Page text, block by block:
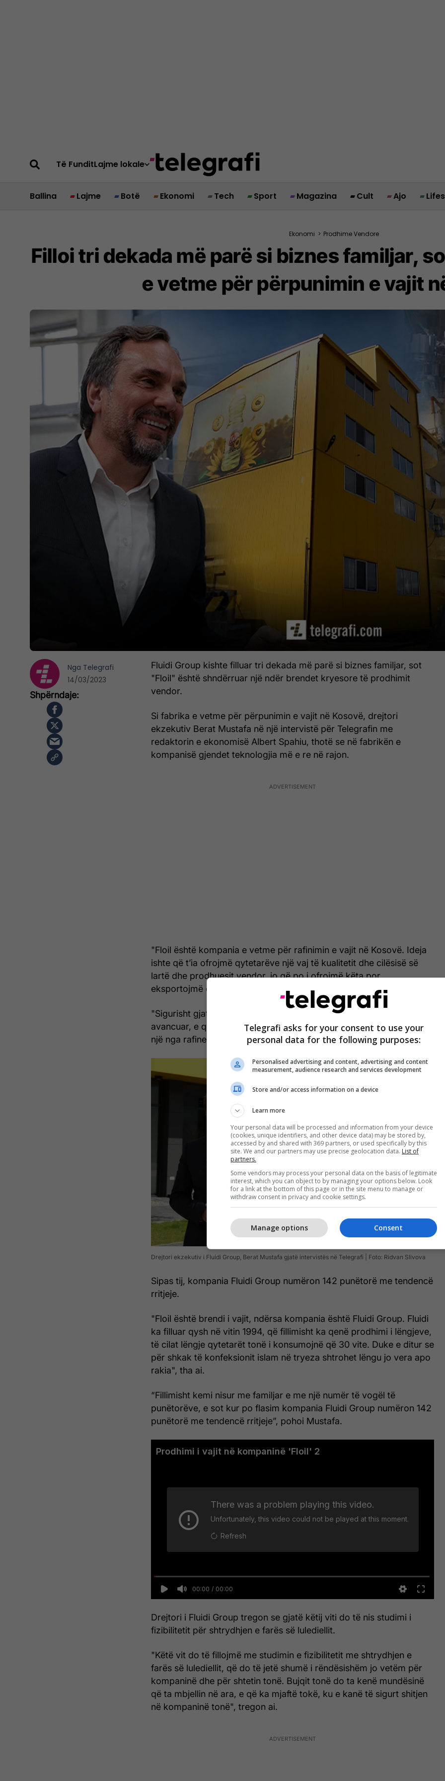
Të FunditLajme lokale
Ballina Lajme Botë Ekonomi Tech Sport Magazina Cult Ajo
Ekonomi > Prodhime Vendore
Filloi tri dekada më parë si biznes familjar,
e vetme për përpunimin e vajit
Fluidi Group kishte filluar tri dekada më parë si biznes familjar, sot
"Floil" është shndërruar një ndër brendet kryesore të prodhimit
vendor.
Si fabrika e vetme për përpunimin e vajit në Kosovë, drejtori
ekzekutiv Berat Mustafa në një intervistë për Telegrafin me
redaktorin e ekonomisë Albert Spahiu, thotë se në fabrikën e
kompanisë gjendet teknologjia më e re në rajon.
"Floil është kompania e vetme për rafinimin e vajit në Kosovë. Ideja
ishte që t’ia ofrojmë qytetarëve një vaj të kualitetit dhe cilësisë së
lartë dhe prodhuesit vendor, jo që po i ofrojmë këta por
eksportojmë edhe në rajon e në Amerikën e largët", thotë Mustafa.
"Sigurisht gjatë zgjerimit, po rritemi me njerëz dhe teknologji të
avancuar, e që nuk po na mungon teknologjia e fundit dhe kjo është
një nga rafineritë më të reja në rajon", shton ai.
Drejtori ekzekutiv i Fluidi Group, Berat Mustafa gjatë intervistës në Telegrafi | Foto: Ridvan Slivova
Sipas tij, kompania Fluidi Group numëron 142 punëtorë me tendencë
rritjeje.
"Floil është brendi i vajit, ndërsa kompania është Fluidi Group. Fluidi
ka filluar qysh në vitin 1994, që fillimisht ka qenë prodhimi i lëngjeve,
të cilat lëngje qytetarët tonë i konsumojnë që 30 vite. Duke e ditur se
për shkak të konfeksionit islam në tryeza shtrohet lëngu jo vera apo
rakia", tha ai.
“Fillimisht kemi nisur me familjar e me një numër të vogël të
punëtorëve, e sot kur po flasim kompania Fluidi Group numëron 142
punëtorë me tendencë rritjeje”, pohoi Mustafa.
Drejtori i Fluidi Group tregon se gjatë këtij viti do të nis studimi i
fizibilitetit për shtrydhjen e farës së lulediellit.
"Këtë vit do të fillojmë me studimin e fizibilitetit me shtrydhjen e
farës së lulediellit, që do të jetë shumë i rëndësishëm jo vetëm për
kompaninë dhe për shtetin tonë. Bujqit tonë do ta kenë mundësinë
që ta mbjellin në ara, e që ka mjaftë tokë, ku e kanë të sigurt shitjen
në kompaninë tonë", tregon ai.
Nga Telegrafi
14/03/2023
Telegrafi asks for your consent to use your
personal data for the following purposes:
Personalised advertising and content, advertising and content
measurement, audience research and services development
Store and/or access information on a device
Learn more
Your personal data will be processed and information from your device
(cookies, unique identifiers, and other device data) may be stored by,
accessed by and shared with 369 partners, or used specifically by this
site. We and our partners may use precise geolocation data. List of
partners.
Some vendors may process your personal data on the basis of legitimate
interest, which you can object to by managing your options below. Look
for a link at the bottom of this page or in the site menu to manage or
withdraw consent in privacy and cookie settings.
Consent
Manage options